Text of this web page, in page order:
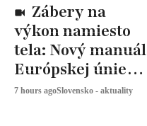
výkon namiesto
tela: Nový manuál
Európskej únie
určuje, ako
7 hours agoSlovensko - aktuality